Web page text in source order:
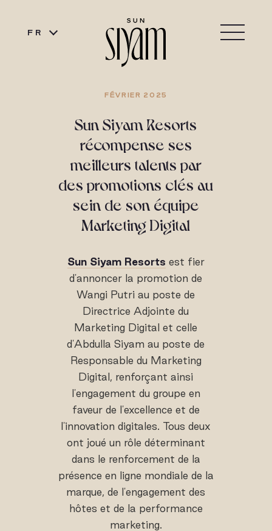
FR
FÉVRIER 2025
Sun Siyam Resorts
récompense ses
meilleurs talents par
des promotions clés au
sein de son équipe
Marketing Digital
Sun Siyam Resorts est fier
d'annoncer la promotion de
Wangi Putri au poste de
Directrice Adjointe du
Marketing Digital et celle
d'Abdulla Siyam au poste de
Responsable du Marketing
Digital, renforçant ainsi
l'engagement du groupe en
faveur de l'excellence et de
l'innovation digitales. Tous deux
ont joué un rôle déterminant
dans le renforcement de la
présence en ligne mondiale de la
marque, de l'engagement des
hôtes et de la performance
marketing.